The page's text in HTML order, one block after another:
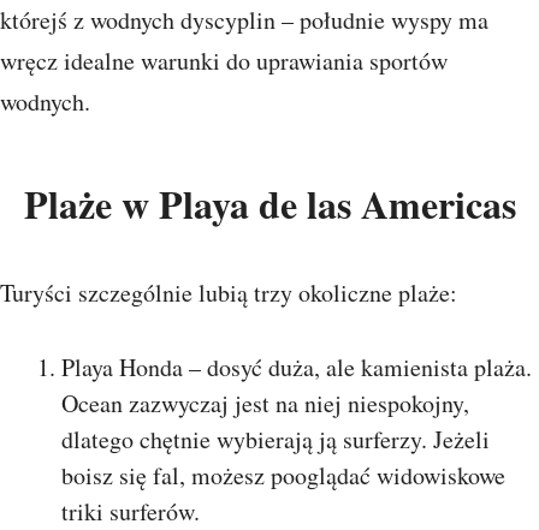
którejś z wodnych dyscyplin – południe wyspy ma
wręcz idealne warunki do uprawiania sportów
wodnych.
Plaże w Playa de las Americas
Turyści szczególnie lubią trzy okoliczne plaże:
Playa Honda – dosyć duża, ale kamienista plaża.
Ocean zazwyczaj jest na niej niespokojny,
dlatego chętnie wybierają ją surferzy. Jeżeli
boisz się fal, możesz pooglądać widowiskowe
triki surferów.